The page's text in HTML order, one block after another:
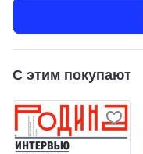
С этим покупают